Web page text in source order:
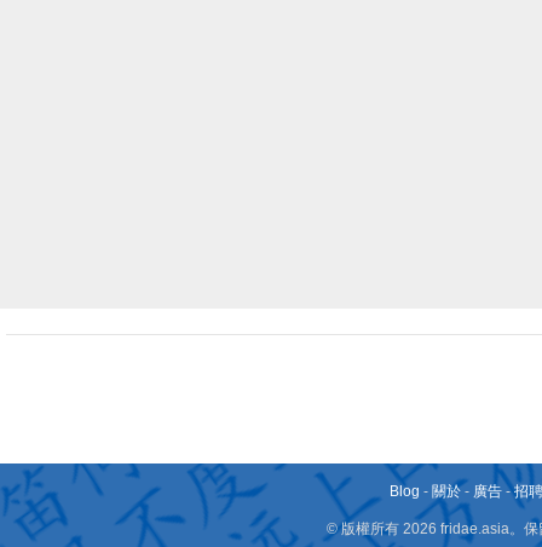
Blog - 關於 - 廣告 -招
© 版權所有 2026 fridae.asia。